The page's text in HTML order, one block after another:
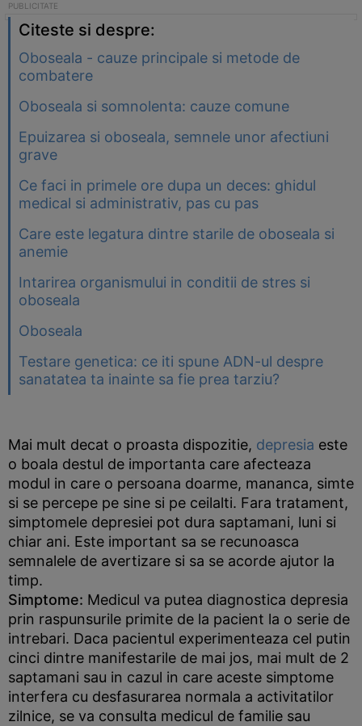
Citeste si despre:
Oboseala - cauze principale si metode de
combatere
Oboseala si somnolenta: cauze comune
Epuizarea si oboseala, semnele unor afectiuni
grave
Ce faci in primele ore dupa un deces: ghidul
medical si administrativ, pas cu pas
Care este legatura dintre starile de oboseala si
anemie
Intarirea organismului in conditii de stres si
oboseala
Oboseala
Testare genetica: ce iti spune ADN-ul despre
sanatatea ta inainte sa fie prea tarziu?
Mai mult decat o proasta dispozitie, depresia este
o boala destul de importanta care afecteaza
modul in care o persoana doarme, mananca, simte
si se percepe pe sine si pe ceilalti. Fara tratament,
simptomele depresiei pot dura saptamani, luni si
chiar ani. Este important sa se recunoasca
semnalele de avertizare si sa se acorde ajutor la
timp.
Simptome: Medicul va putea diagnostica depresia
prin raspunsurile primite de la pacient la o serie de
intrebari. Daca pacientul experimenteaza cel putin
cinci dintre manifestarile de mai jos, mai mult de 2
saptamani sau in cazul in care aceste simptome
interfera cu desfasurarea normala a activitatilor
zilnice, se va consulta medicul de familie sau